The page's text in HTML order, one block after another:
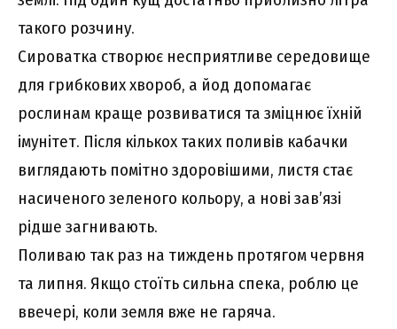
такого розчину.
Сироватка створює несприятливе середовище
для грибкових хвороб, а йод допомагає
рослинам краще розвиватися та зміцнює їхній
імунітет. Після кількох таких поливів кабачки
виглядають помітно здоровішими, листя стає
насиченого зеленого кольору, а нові зав’язі
рідше загнивають.
Поливаю так раз на тиждень протягом червня
та липня. Якщо стоїть сильна спека, роблю це
ввечері, коли земля вже не гаряча.